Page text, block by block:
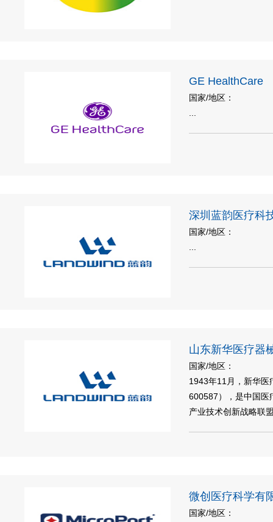
GE HealthCare
国家/地区：
...
深圳蓝韵医疗科
国家/地区：
...
山东新华医疗器
国家/地区：
1943年11月，新华医
600587），是中国医
产业技术创新战略联
微创医疗科学有
国家/地区：